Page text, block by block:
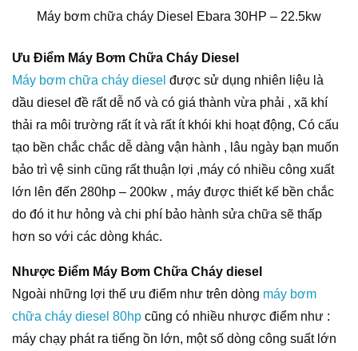
Máy bơm chữa cháy Diesel Ebara 30HP – 22.5kw
Ưu Điểm Máy Bơm Chữa Cháy Diesel
Máy bơm chữa cháy diesel được sử dụng nhiên liệu là
dầu diesel đề rất dễ nổ và có giá thành vừa phải , xã khí
thải ra môi trường rất ít và rất ít khói khi hoạt động, Có cấu
tạo bền chắc chắc dễ dàng vận hành , lâu ngày bạn muốn
bảo trì vệ sinh cũng rất thuận lợi ,máy có nhiều công xuất
lớn lên đến 280hp – 200kw , máy được thiết kế bền chắc
do đó it hư hỏng và chi phí bảo hành sửa chữa sẽ thấp
hơn so với các dòng khác.
Nhược Điểm Máy Bơm Chữa Cháy diesel
Ngoài những lợi thế ưu điểm như trên dòng máy bơm
chữa cháy diesel 80hp cũng có nhiều nhược điểm như :
máy chạy phát ra tiếng ồn lớn, một số dòng công suất lớn